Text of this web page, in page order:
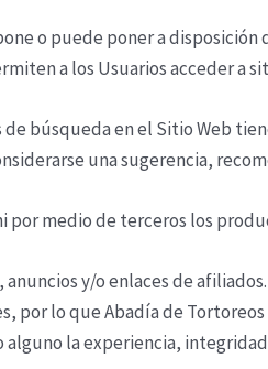
o puede poner a
a los Usuarios acceder a
búsqueda en el Sitio Web
una sugerencia,
por medio de terceros los
y/o enlaces de
por lo queAbadía de Tortoreos
la experiencia,